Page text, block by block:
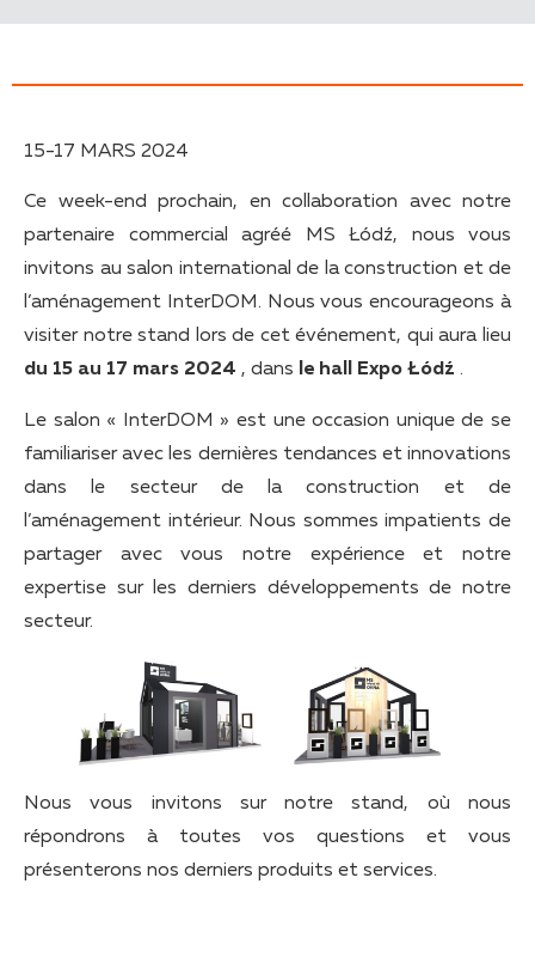
15-17 MARS 2024
Ce week-end prochain, en collaboration avec notre
partenaire commercial agréé MS Łódź, nous vous
invitons au salon international de la construction et de
l’aménagement InterDOM. Nous vous encourageons à
visiter notre stand lors de cet événement, qui aura lieu
du 15 au 17 mars 2024 , dans le hall Expo Łódź .
Le salon « InterDOM » est une occasion unique de se
familiariser avec les dernières tendances et innovations
dans le secteur de la construction et de
l’aménagement intérieur. Nous sommes impatients de
partager avec vous notre expérience et notre
expertise sur les derniers développements de notre
secteur.
Nous vous invitons sur notre stand, où nous
répondrons à toutes vos questions et vous
présenterons nos derniers produits et services.